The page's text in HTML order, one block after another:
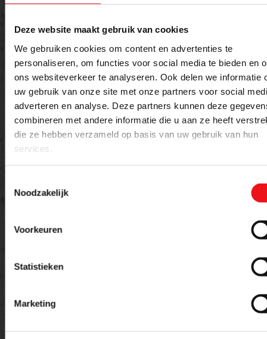
Deze website maakt gebruik van cookies
We gebruiken cookies om content en advertenties te
personaliseren, om functies voor social media te bieden en
ons websiteverkeer te analyseren. Ook delen we informatie
uw gebruik van onze site met onze partners voor social
adverteren en analyse. Deze partners kunnen deze
combineren met andere informatie die u aan ze heeft
die ze hebben verzameld op basis van uw gebruik van hun
services.
Noodzakelijk
Voorkeuren
Statistieken
Marketing
Meer weten over dit product of een offerte
Naam E-mailadres
Telefoon